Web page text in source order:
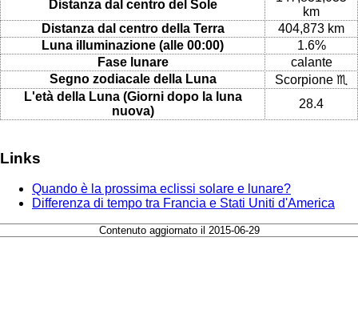
Distanza dal centro del Sole
km
Distanza dal centro della Terra
404,873 km
Luna illuminazione (alle 00:00)
1.6%
Fase lunare
calante
Segno zodiacale della Luna
Scorpione ♏
L'età della Luna (Giorni dopo la luna
nuova)
28.4
Links
Quando è la prossima eclissi solare e lunare?
Differenza di tempo tra Francia e Stati Uniti d'America
Contenuto aggiornato il 2015-06-29